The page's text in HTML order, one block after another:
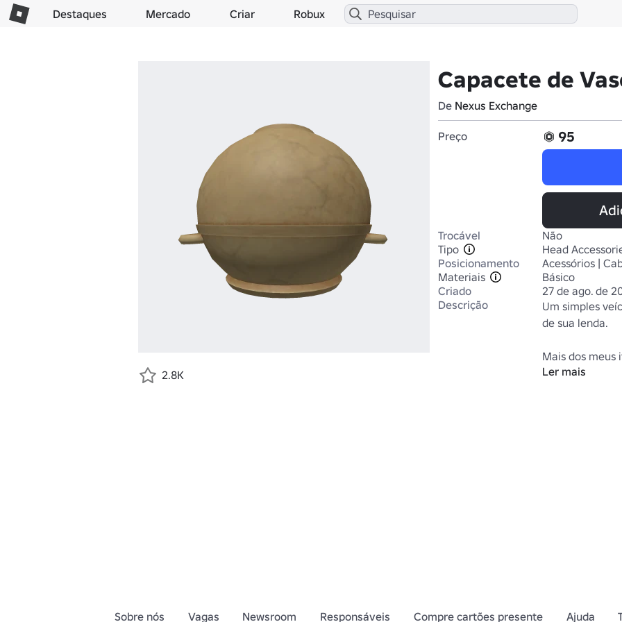
Destaques Mercado Criar Robux
Capacete de
De Nexus Exchange
Preço 95
Trocável
Não
Tipo
Head
Posicionamento
Acessórios |
Materiais
Básico
Criado
27 de ago. de
Descrição
Um simples
de sua lenda.
https://
Ler mais
2.8K
Sobre nós Vagas Newsroom Responsáveis Compre cartões presente Ajuda